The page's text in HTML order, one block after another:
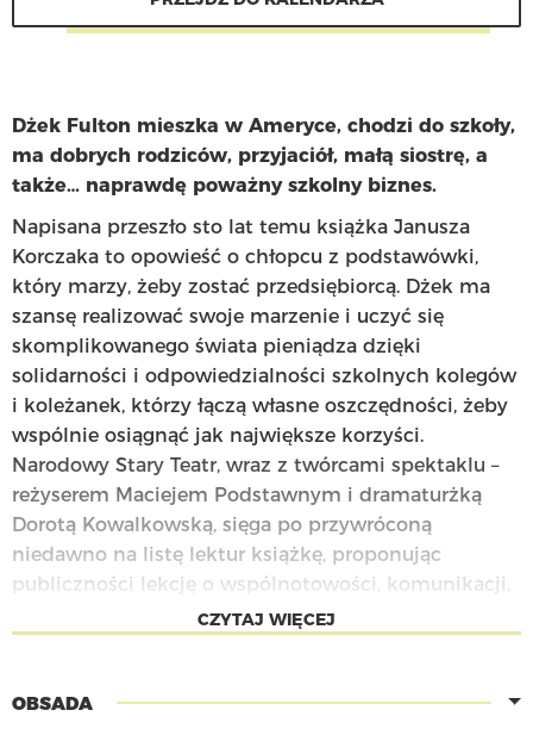
Dżek Fulton mieszka w Ameryce, chodzi do szkoły,
ma dobrych rodziców, przyjaciół, małą siostrę, a
także… naprawdę poważny szkolny biznes.
Napisana przeszło sto lat temu książka Janusza
Korczaka to opowieść o chłopcu z podstawówki,
który marzy, żeby zostać przedsiębiorcą. Dżek ma
szansę realizować swoje marzenie i uczyć się
skomplikowanego świata pieniądza dzięki
solidarności i odpowiedzialności szkolnych kolegów
i koleżanek, którzy łączą własne oszczędności, żeby
wspólnie osiągnąć jak największe korzyści.
Narodowy Stary Teatr, wraz z twórcami spektaklu –
reżyserem Maciejem Podstawnym i dramaturżką
Dorotą Kowalkowską, sięga po przywróconą
niedawno na listę lektur książkę, proponując
publiczności lekcję o wspólnotowości, komunikacji,
zaradności, a także o tym, jak zarządzać pieniędzmi,
humoru opowieść o ludzkiej stronie pieniądza i
CZYTAJ WIĘCEJ
OBSADA